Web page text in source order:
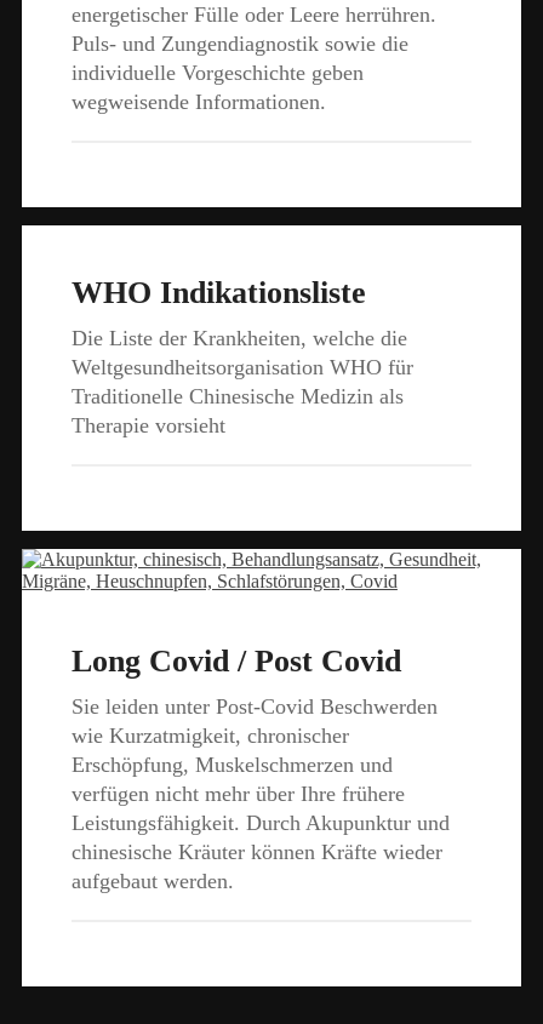
energetischer Fülle oder Leere herrühren.
Puls- und Zungendiagnostik sowie die
individuelle Vorgeschichte geben
wegweisende Informationen.
WHO Indikationsliste
Die Liste der Krankheiten, welche die
Weltgesundheitsorganisation WHO für
Traditionelle Chinesische Medizin als
Therapie vorsieht
Long Covid / Post Covid
Sie leiden unter Post-Covid Beschwerden
wie Kurzatmigkeit, chronischer
Erschöpfung, Muskelschmerzen und
verfügen nicht mehr über Ihre frühere
Leistungsfähigkeit. Durch Akupunktur und
chinesische Kräuter können Kräfte wieder
aufgebaut werden.